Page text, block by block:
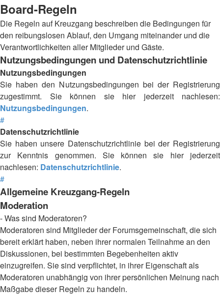
Board-Regeln
Die Regeln auf Kreuzgang beschreiben die Bedingungen für
den reibungslosen Ablauf, den Umgang miteinander und die
Verantwortlichkeiten aller Mitglieder und Gäste.
Nutzungsbedingungen und Datenschutzrichtlinie
Nutzungsbedingungen
Sie haben den Nutzungsbedingungen bei der Registrierung
zugestimmt. Sie können sie hier jederzeit nachlesen:
Nutzungsbedingungen.
#
Datenschutzrichtlinie
Sie haben unsere Datenschutzrichtlinie bei der Registrierung
zur Kenntnis genommen. Sie können sie hier jederzeit
nachlesen: Datenschutzrichtlinie.
#
Allgemeine Kreuzgang-Regeln
Moderation
- Was sind Moderatoren?
Moderatoren sind Mitglieder der Forumsgemeinschaft, die sich
bereit erklärt haben, neben ihrer normalen Teilnahme an den
Diskussionen, bei bestimmten Begebenheiten aktiv
einzugreifen. Sie sind verpflichtet, in ihrer Eigenschaft als
Moderatoren unabhängig von ihrer persönlichen Meinung nach
Maßgabe dieser Regeln zu handeln.